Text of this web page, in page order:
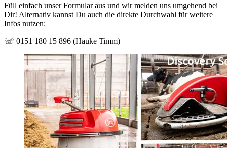
Füll einfach unser Formular aus und wir melden uns umgehend bei
Dir! Alternativ kannst Du auch die direkte Durchwahl für weitere
Infos nutzen:
☏ 0151 180 15 896 (Hauke Timm)